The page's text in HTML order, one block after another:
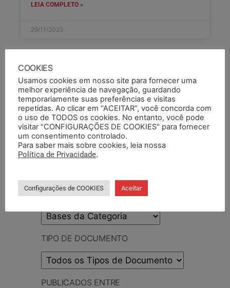
LEIA COMPLETO »
29/11/2023
PESQUISAR DOCUMENTO
PESQUISAR POR TERMOS
BASE DA CATEGORIA
TIPO DE DOCUMENTO
PUBLICADOS ENTRE
COOKIES
Usamos cookies em nosso site para fornecer uma
melhor experiência de navegação, guardando
temporariamente suas preferências e visitas
repetidas. Ao clicar em “ACEITAR”, você concorda com
o uso de TODOS os cookies. No entanto, você pode
visitar "CONFIGURAÇÕES DE COOKIES" para fornecer
um consentimento controlado.
Para saber mais sobre cookies, leia nossa
Política de Privacidade.
Configurações de COOKIES Aceitar